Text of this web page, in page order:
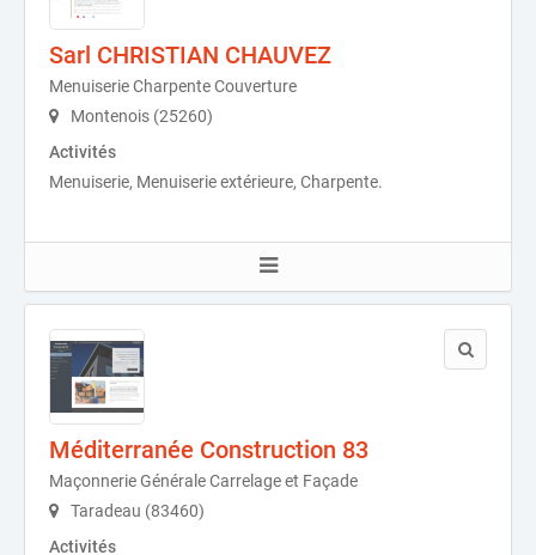
Sarl CHRISTIAN CHAUVEZ
Menuiserie Charpente Couverture
Montenois (25260)
Activités
Menuiserie, Menuiserie extérieure, Charpente.
Méditerranée Construction 83
Maçonnerie Générale Carrelage et Façade
Taradeau (83460)
Activités